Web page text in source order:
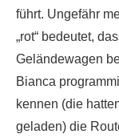
führt. Ungefähr
„rot“ bedeutet,
Geländewagen
Bianca
kennen (die
geladen) die